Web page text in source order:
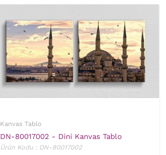
Kanvas Tablo
DN-80017002 - Dini Kanvas Tablo
Ürün Kodu : DN-80017002